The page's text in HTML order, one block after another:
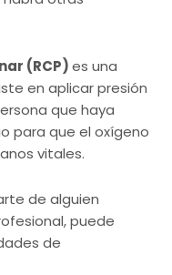
(RCP)es una
en aplicar presión
que haya
para que el oxígeno
vitales.
de alguien
puede
de